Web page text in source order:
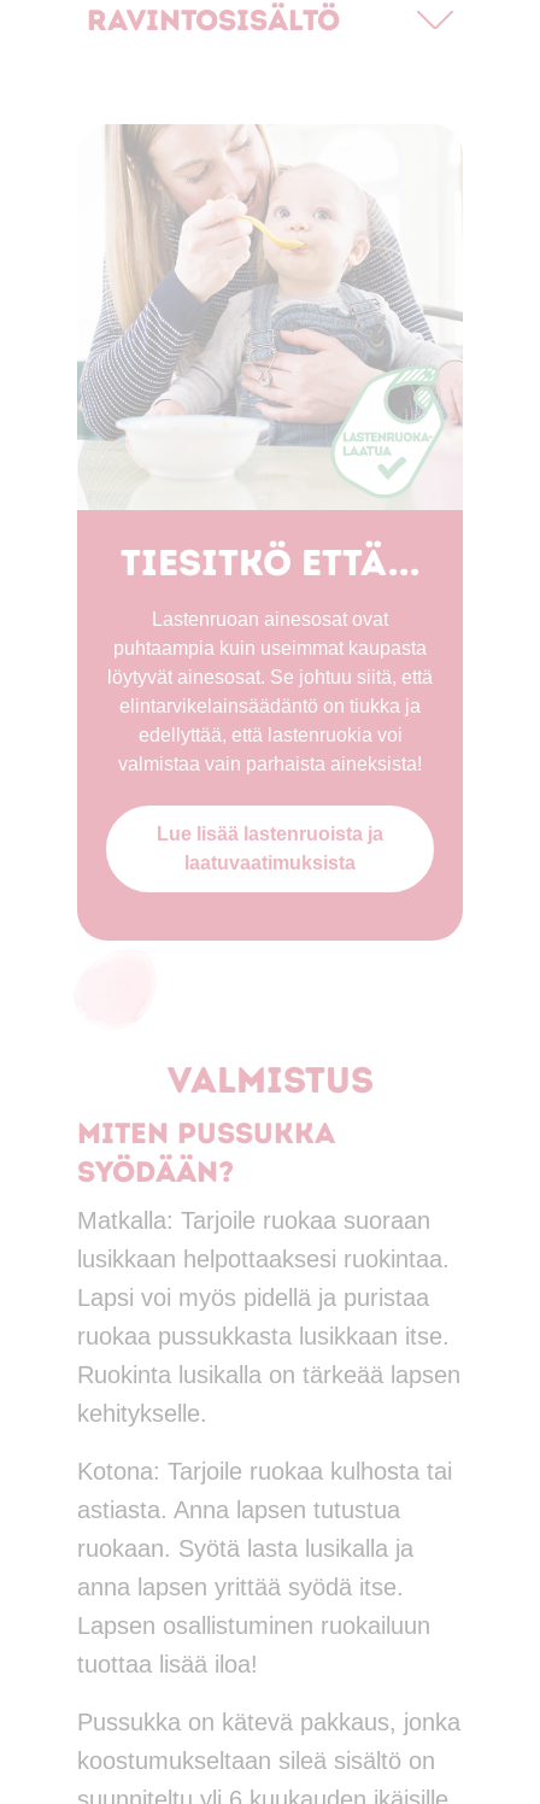
Ravintosisältö
Tiesitkö että...
Lastenruoan ainesosat ovat
puhtaampia kuin useimmat kaupasta
löytyvät ainesosat. Se johtuu siitä, että
elintarvikelainsäädäntö on tiukka ja
edellyttää, että lastenruokia voi
valmistaa vain parhaista aineksista!
Lue lisää lastenruoista ja
laatuvaatimuksista
Valmistus
Miten pussukka
syödään?
Matkalla: Tarjoile ruokaa suoraan
lusikkaan helpottaaksesi ruokintaa.
Lapsi voi myös pidellä ja puristaa
ruokaa pussukkasta lusikkaan itse.
Ruokinta lusikalla on tärkeää lapsen
kehitykselle.
Kotona: Tarjoile ruokaa kulhosta tai
astiasta. Anna lapsen tutustua
ruokaan. Syötä lasta lusikalla ja
anna lapsen yrittää syödä itse.
Lapsen osallistuminen ruokailuun
tuottaa lisää iloa!
Pussukka on kätevä pakkaus, jonka
koostumukseltaan sileä sisältö on